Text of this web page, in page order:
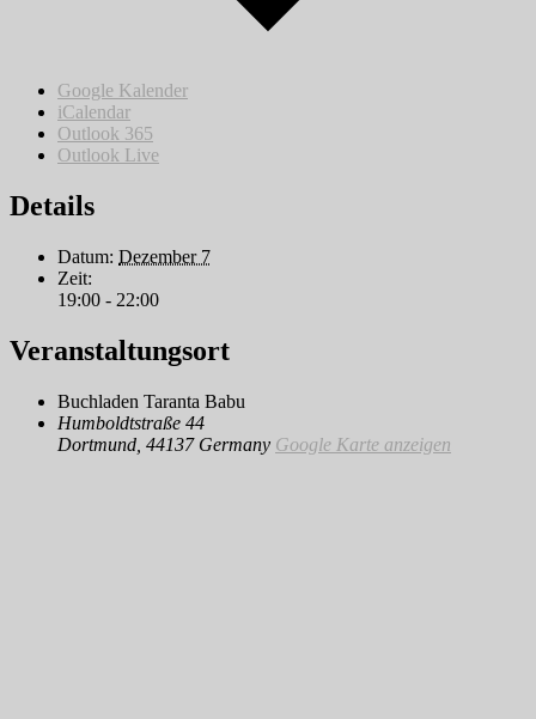
Google Kalender
iCalendar
Outlook 365
Outlook Live
Details
Datum: Dezember 7
Zeit:
19:00 - 22:00
Veranstaltungsort
Buchladen Taranta Babu
Humboldtstraße 44
Dortmund 44137 Germany Google Karte anzeigen